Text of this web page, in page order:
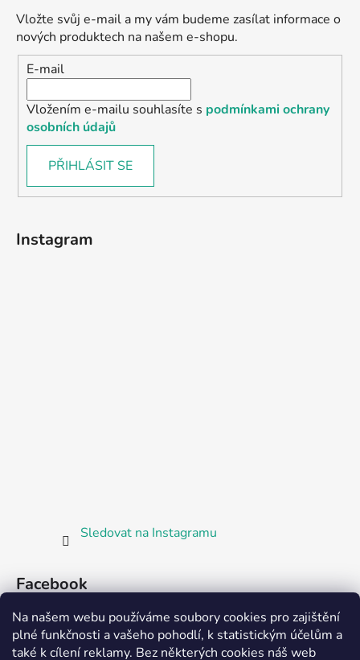
Na našem webu používáme soubory cookies pro zajištění
plné funkčnosti a vašeho pohodlí, k statistickým účelům a
také k cílení reklamy. Bez některých cookies náš web
Vložte svůj e-mail a my vám budeme zasílat informace o
nových produktech na našem e-shopu.
E-mail
Vložením e-mailu souhlasíte s podmínkami ochrany
osobních údajů
PŘIHLÁSIT SE
Instagram
Sledovat na Instagramu
Facebook